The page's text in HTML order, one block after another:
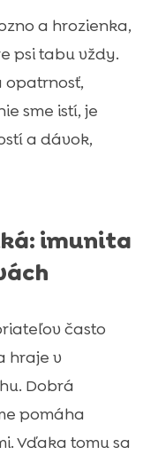
a hrozienka,
psi tabu vždy.
opatrnosť,
sme istí, je
a dávok,
imunita
často
hraje v
Dobrá
pomáha
Vďaka tomu sa